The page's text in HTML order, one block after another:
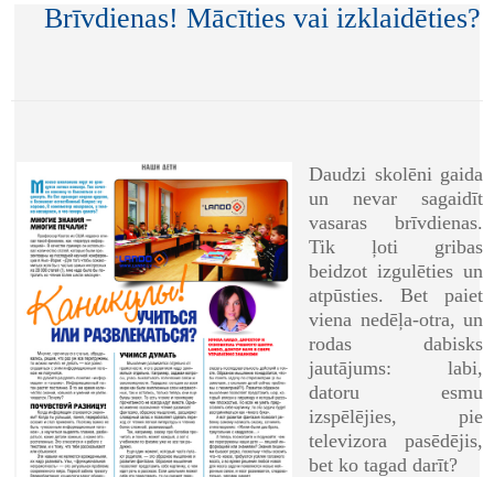
Brīvdienas! Mācīties vai izklaidēties?
Daudzi skolēni gaida
un nevar sagaidīt
vasaras brīvdienas.
Tik ļoti gribas
beidzot izgulēties un
atpūsties. Bet paiet
viena nedēļa-otra, un
rodas dabisks
jautājums: labi,
datoru esmu
izspēlējies, pie
televizora pasēdējis,
bet ko tagad darīt?